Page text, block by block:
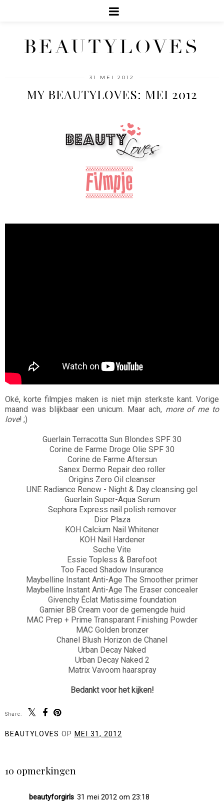
BEAUTYLOVES
31 MEI 2012
MY BEAUTYLOVES: MEI 2012
Oké, korte filmpjes maken is niet mijn sterkste kant. Vorige
maand was blijkbaar een unicum. Maar ach, more of me to
love! ;)
Guerlain Terracotta Sun Blondes SPF 30
Corine de Farme Droge Olie SPF 30
Corine de Farme Aftersun
Sanex Dermo Repair deo roller
Origins Zero Oil cleanser
UNE Radiance Renew - Night & Day cleansing gel
Guerlain Super-Aqua Serum
Sephora Express nail polish remover
Dior Plaza
KOH Calcium Nail Whitener
KOH Nail Hardener
Seche Vite
Essie Topless & Barefoot
Too Faced Shadow Insurance
Maybelline Instant Anti-Age The Smoother primer
Maybelline Instant Anti-Age The Eraser concealer
Givenchy Éclat Matissime foundation
Garnier BB Cream voor de gemengde huid
MAC Prep + Prime Transparant Finishing Powder
MAC Golden bronzer
Chanel Blush Horizon de Chanel
Urban Decay Naked
Urban Decay Naked 2
Matrix Vavoom haarspray
Bedankt voor het kijken!
Share:
BEAUTYLOVES OP MEI 31, 2012
10 opmerkingen
beautyforgirls 31 mei 2012 om 23:18